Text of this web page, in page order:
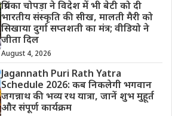
प्रियंका चोपड़ा ने विदेश में भी बेटी को दी
भारतीय संस्कृति की सीख, मालती मैरी को
सिखाया दुर्गा सप्तशती का मंत्र; वीडियो ने
जीता दिल
August 4, 2026
Jagannath Puri Rath Yatra
Schedule 2026: कब निकलेगी भगवान
जगन्नाथ की भव्य रथ यात्रा, जानें शुभ मुहूर्त
और संपूर्ण कार्यक्रम